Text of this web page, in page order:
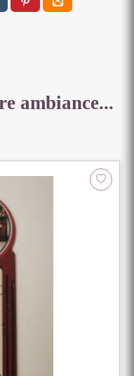
ambiance...